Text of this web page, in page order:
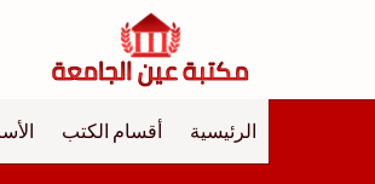
الرئيسية أقسام الكتب